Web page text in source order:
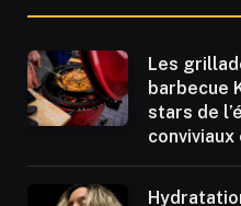
Les
barbecue
stars de